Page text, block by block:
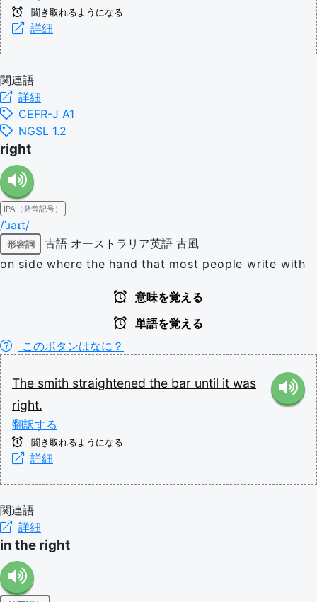
聞き取れるようになる
詳細
関連語
詳細
CEFR-J A1
NGSL 1.2
right
IPA（発音記号）
/ˈɹaɪt/
形容詞 古語 オーストラリア英語 古風
on side where the hand that most people write with
意味を覚える
単語を覚える
このボタンはなに？
The smith straightened the bar until it was
right.
翻訳する
聞き取れるようになる
詳細
関連語
詳細
in the right